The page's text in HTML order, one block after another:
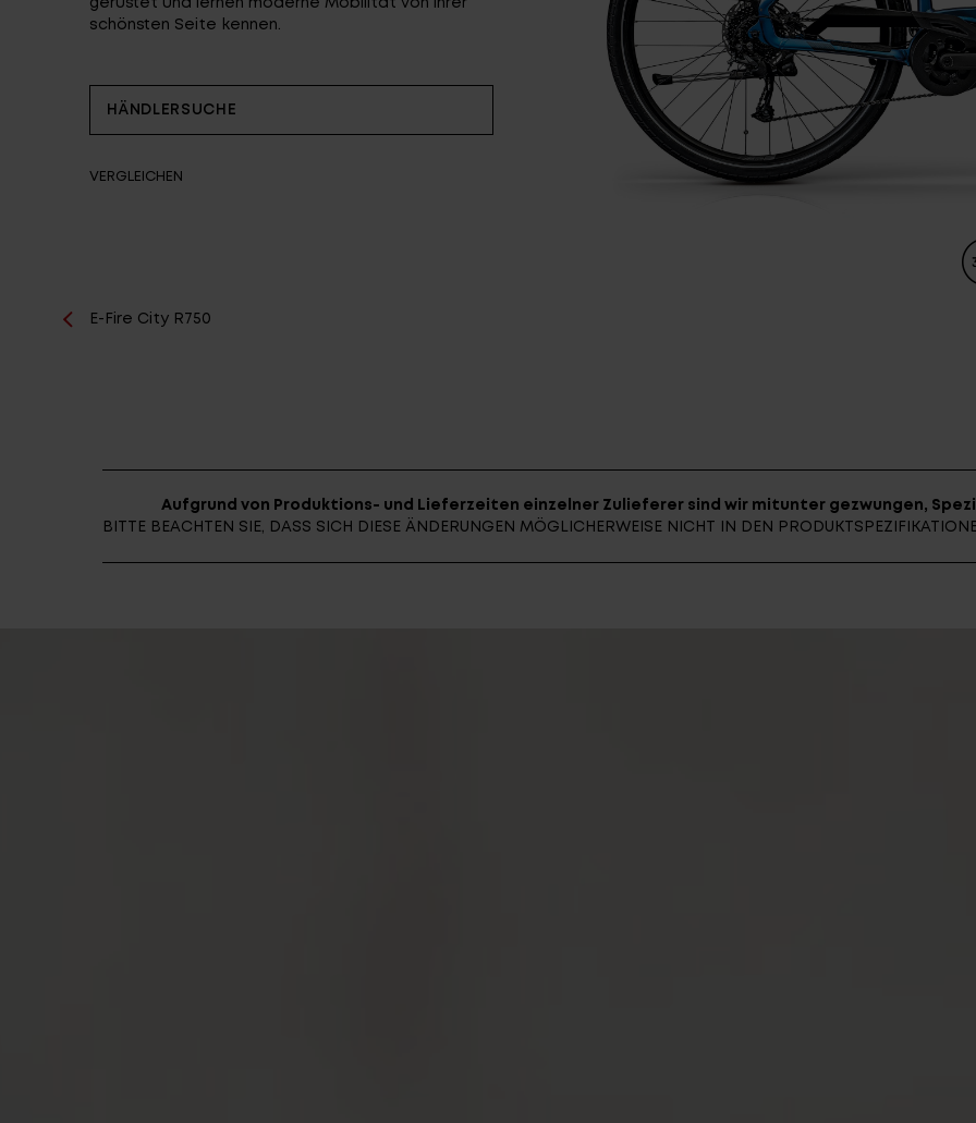
gerüstet und lernen moderne Mobilität von ihrer
schönsten Seite kennen.
HÄNDLERSUCHE
VERGLEICHEN
E-Fire City R750
Aufgrund von Produktions- und Lieferzeiten einzelner Zulieferer sind wir mitunter gezwungen,
BITTE BEACHTEN SIE, DASS SICH DIESE ÄNDERUNGEN MÖGLICHERWEISE NICHT IN DEN